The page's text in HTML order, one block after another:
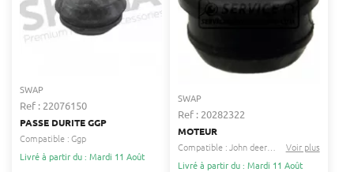
SWAP
Ref : 22076150
PASSE DURITE GGP
Compatible :Ggp
Livré à partir du : Mardi 11 Août
SWAP
Ref : 20282322
MOTEUR
Compatible :
John deere Echo...
Voir plus
Livré à partir du : Mardi 11 Août